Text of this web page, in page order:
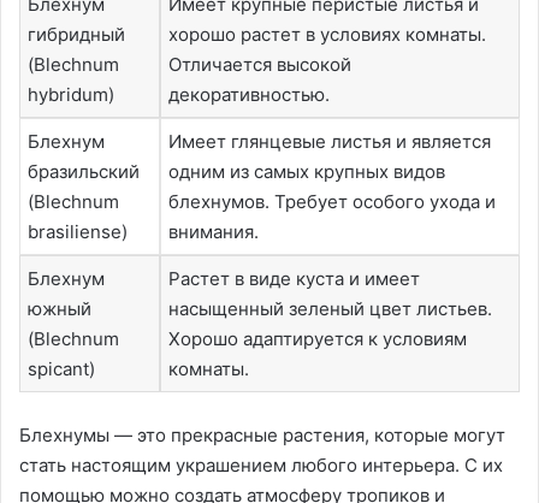
Блехнум
гибридный
(Blechnum
hybridum)
Имеет крупные перистые листья и
хорошо растет в условиях комнаты.
Отличается высокой
декоративностью.
Блехнум
бразильский
(Blechnum
brasiliense)
Имеет глянцевые листья и является
одним из самых крупных видов
блехнумов. Требует особого ухода и
внимания.
Блехнум
южный
(Blechnum
spicant)
Растет в виде куста и имеет
насыщенный зеленый цвет листьев.
Хорошо адаптируется к условиям
комнаты.
Блехнумы — это прекрасные растения, которые могут
стать настоящим украшением любого интерьера. С их
помощью можно создать атмосферу тропиков и